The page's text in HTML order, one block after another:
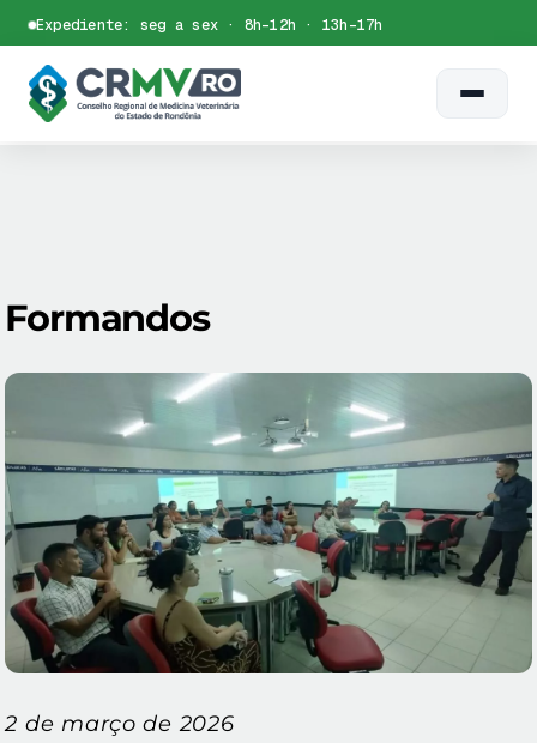
Skip
to
content
Expediente: seg a sex · 8h–12h · 13h–17h
Formandos
2 de março de 2026